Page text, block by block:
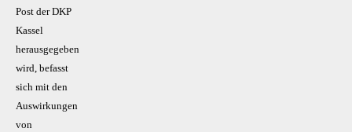
Post der DKP
Kassel
herausgegeben
wird, befasst
sich mit den
Auswirkungen
von